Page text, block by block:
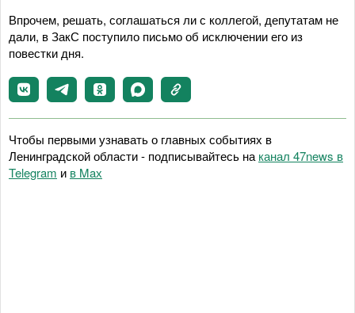
Впрочем, решать, соглашаться ли с коллегой, депутатам не
дали, в ЗакС поступило письмо об исключении его из
повестки дня.
Чтобы первыми узнавать о главных событиях в
Ленинградской области - подписывайтесь на канал 47news в
Telegram и в Maх